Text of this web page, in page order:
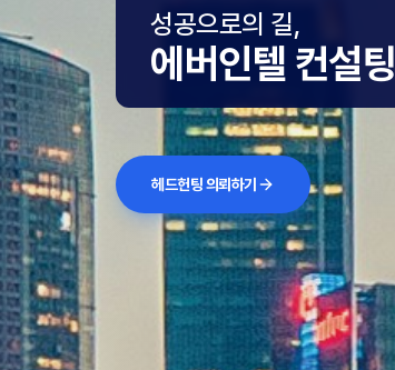
성공으로의 길,
에버인텔 컨설팅
헤드헌팅 의뢰하기